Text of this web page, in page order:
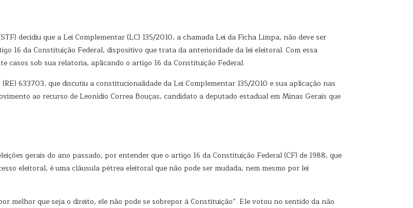
decidiu que a Lei Complementar (LC) 135/2010, a chamada Lei da Ficha Limpa, não deve ser
16 da Constituição Federal, dispositivo que trata da anterioridade da lei eleitoral. Com essa
casos sob sua relatoria, aplicando o artigo 16 da Constituição Federal.
633703, que discutiu a constitucionalidade da Lei Complementar 135/2010 e sua aplicação nas
ao recurso de Leonídio Correa Bouças, candidato a deputado estadual em Minas Gerais que
gerais do ano passado, por entender que o artigo 16 da Constituição Federal (CF) de 1988, que
eleitoral, é uma cláusula pétrea eleitoral que não pode ser mudada, nem mesmo por lei
melhor que seja o direito, ele não pode se sobrepor à Constituição”. Ele votou no sentido da não